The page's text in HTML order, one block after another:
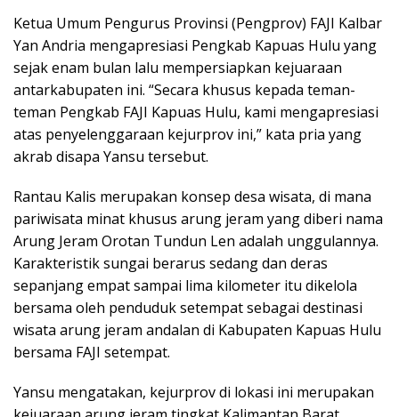
Ketua Umum Pengurus Provinsi (Pengprov) FAJI Kalbar
Yan Andria mengapresiasi Pengkab Kapuas Hulu yang
sejak enam bulan lalu mempersiapkan kejuaraan
antarkabupaten ini. “Secara khusus kepada teman-
teman Pengkab FAJI Kapuas Hulu, kami mengapresiasi
atas penyelenggaraan kejurprov ini,” kata pria yang
akrab disapa Yansu tersebut.
Rantau Kalis merupakan konsep desa wisata, di mana
pariwisata minat khusus arung jeram yang diberi nama
Arung Jeram Orotan Tundun Len adalah unggulannya.
Karakteristik sungai berarus sedang dan deras
sepanjang empat sampai lima kilometer itu dikelola
bersama oleh penduduk setempat sebagai destinasi
wisata arung jeram andalan di Kabupaten Kapuas Hulu
bersama FAJI setempat.
Yansu mengatakan, kejurprov di lokasi ini merupakan